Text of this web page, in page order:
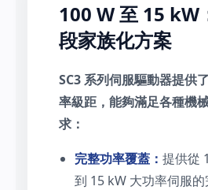
100 W 至 15 kW
段家族化方案
SC3 系列伺服驅動器提供
率級距，能夠滿足各種機
求：
完整功率覆蓋： 提供從
到 15 kW 大功率伺服的